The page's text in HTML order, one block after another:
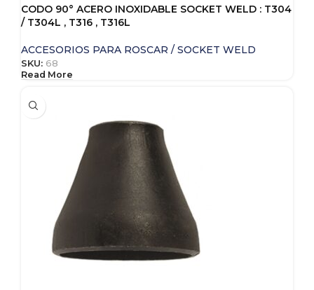
CODO 90° ACERO INOXIDABLE SOCKET WELD : T304
/ T304L , T316 , T316L
ACCESORIOS PARA ROSCAR / SOCKET WELD
SKU: 68
Read More